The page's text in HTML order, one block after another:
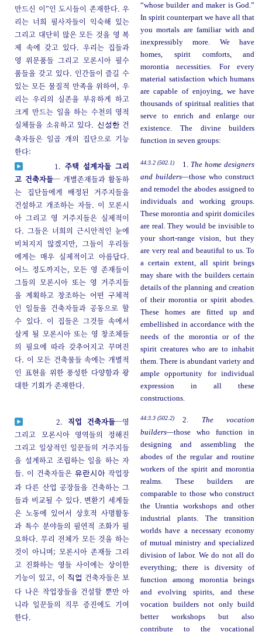
만드신 이”인 도시들이 존재한다. 우
리는 너희 필사자들이 익숙해 있는
그리고 대단히 많은 모든 것을 영 복
제 속에 갖고 있다. 우리는 집들과
영 위문품들 그리고 모론시아 필수
품들을 갖고 있다. 인간들이 즐길 수
있는 모든 물질적 만족을 위하여, 우
리는 우리의 실존을 부유하게 하고
크게 만드는 일을 하는 수천의 영적
실체들을 소유하고 있다. 신성한 건
축자들은 일곱 개의 집단으로 기능
한다:
“whose builder and maker is God.”
In spirit counterpart we have all that
you mortals are familiar with and
inexpressibly more. We have
homes, spirit comforts, and
morontia necessities. For every
material satisfaction which humans
are capable of enjoying, we have
thousands of spiritual realities that
serve to enrich and enlarge our
existence. The divine builders
function in seven groups:
1.주택 설계자들 그리
고 건축자들─ 개별존재들과 활동하
는 집단들에게 배정된 거주지들을
건설하고 개조하는 자들. 이 모론시
아 그리고 영 거주지들은 실제적이
다. 그들은 너희의 근시안적인 눈에
비쳐지지 않겠지만, 그들이 우리들
에게는 매우 실제적이고 아름답다.
어느 정도까지는, 모든 영 존재들이
그들의 모론시아 또는 영 거주지들
을 계획하고 창조하는 어떤 구체적
인 일들을 건축자들과 공동으로 할
수 있다. 이 집들은 그것들 속에서
살게 될 모론시아 또는 영 창조체들
의 필요에 따라 갖추어지고 꾸며진
다. 이 모든 건축물들 속에는 개별적
인 표현을 위한 풍성한 다양함과 광
대한 기회가 존재한다.
44:3.2 (502.1) 1. The home designers
and builders—those who construct
and remodel the abodes assigned to
individuals and working groups.
These morontia and spirit domiciles
are real. They would be invisible to
your short-range vision, but they
are very real and beautiful to us. To
a certain extent, all spirit beings
may share with the builders certain
details of the planning and creation
of their morontia or spirit abodes.
These homes are fitted up and
embellished in accordance with the
needs of the morontia or of the
spirit creatures who are to inhabit
them. There is abundant variety and
ample opportunity for individual
expression in all these
constructions.
2. 직업 건축자들─영
그리고 모론시아 영역들의 정해진
그리고 일상적인 일꾼들의 거주지들
을 설계하고 조립하는 일을 하는 자
들. 이 건축자들은유란시아 작업장
과 다른 산업 공장들을 건축하는 그
들과 비교될 수 있다. 변환기 세계들
은 노동에 있어서 상호적 사명활동
과 특수 분야들의 필연적 조화가 필
요하다. 무리 전체가 모든 것을 하는
것이 아니며; 모론시아 존재들 그리
고 진화하는 영들 사이에는 상이한
기능이 있고, 이 직업 건축자들은 보
다 나은 작업장들을 건설할 뿐만 아
니라 일꾼들의 직무 증진에도 기여
한다.
44:3.3 (502.2) 2. The vocation
builders—those who function in
designing and assembling the
abodes of the regular and routine
workers of the spirit and morontia
realms. These builders are
comparable to those who construct
the Urantia workshops and other
industrial plants. The transition
worlds have a necessary economy
of mutual ministry and specialized
division of labor. We do not all do
everything; there is diversity of
function among morontia beings
and evolving spirits, and these
vocation builders not only build
better workshops but also
contribute to the vocational